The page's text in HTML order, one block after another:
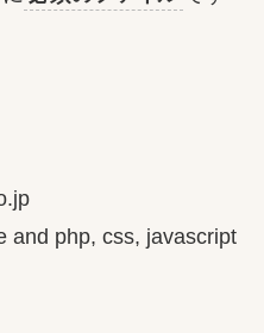
and php, css, javascript